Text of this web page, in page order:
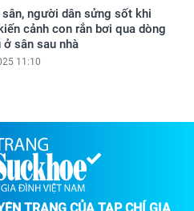
sân, người dân sửng sốt khi
cảnh con rắn bơi qua dòng
sân sau nhà
11:10
TRANG CỦA TẠP CHÍ GIA